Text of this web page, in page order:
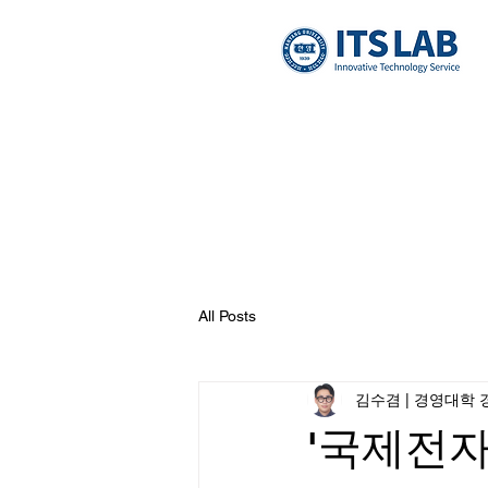
All Posts
'국제전
김수겸 | 경영대학